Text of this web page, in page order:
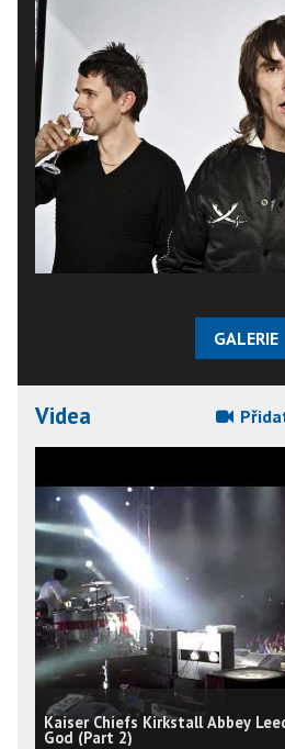
GALERIE
Videa
Kaiser Chiefs Kirkstall Abbey
God (Part 2)